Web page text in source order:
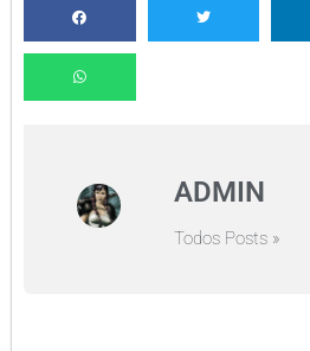
ADMIN
Todos Posts »